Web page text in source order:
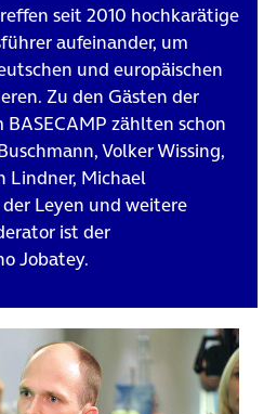
seit 2010 hochkarätige
aufeinander, um
und europäischen
Zu den Gästen der
zählten schon
Volker Wissing,
Lindner, Michael
Leyen und weitere
ist der
Jobatey.